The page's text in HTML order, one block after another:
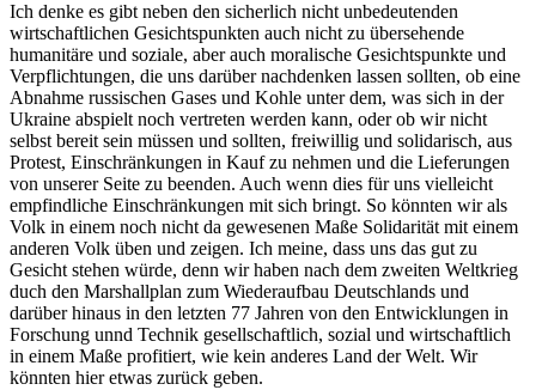
Ich denke es gibt neben den sicherlich nicht unbedeutenden
wirtschaftlichen Gesichtspunkten auch nicht zu übersehende
humanitäre und soziale, aber auch moralische Gesichtspunkte und
Verpflichtungen, die uns darüber nachdenken lassen sollten, ob eine
Abnahme russischen Gases und Kohle unter dem, was sich in der
Ukraine abspielt noch vertreten werden kann, oder ob wir nicht
selbst bereit sein müssen und sollten, freiwillig und solidarisch, aus
Protest, Einschränkungen in Kauf zu nehmen und die Lieferungen
von unserer Seite zu beenden. Auch wenn dies für uns vielleicht
empfindliche Einschränkungen mit sich bringt. So könnten wir als
Volk in einem noch nicht da gewesenen Maße Solidarität mit einem
anderen Volk üben und zeigen. Ich meine, dass uns das gut zu
Gesicht stehen würde, denn wir haben nach dem zweiten Weltkrieg
duch den Marshallplan zum Wiederaufbau Deutschlands und
darüber hinaus in den letzten 77 Jahren von den Entwicklungen in
Forschung unnd Technik gesellschaftlich, sozial und wirtschaftlich
in einem Maße profitiert, wie kein anderes Land der Welt. Wir
könnten hier etwas zurück geben.